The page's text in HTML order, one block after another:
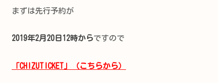
まずは先行予約が
2019年2月20日12時からですので
「CHIZUTICKET」（こちらから）